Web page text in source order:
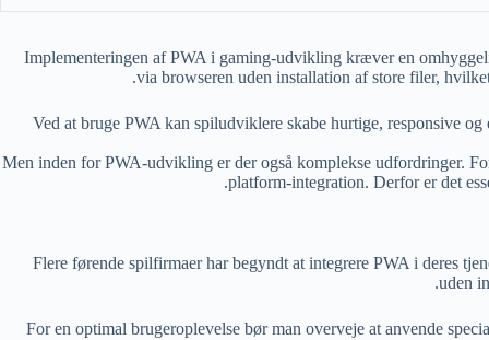
Implementeringen af PWA i gaming-udvikling kræver en
via browseren uden installation af store filer,
"Ved at bruge PWA kan spiludviklere skabe hurtige, responsive
Men inden for PWA-udvikling er der også komplekse udfordringer.
platform-integration. Derfor er det
Flere førende spilfirmaer har begyndt at integrere PWA i deres
uden
For en optimal brugeroplevelse bør man overveje at anvende